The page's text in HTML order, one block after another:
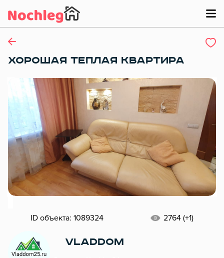
ХОРОШАЯ ТЕПЛАЯ КВАРТИРА
ID объекта: 1089324 2764 (+1)
Vladdom